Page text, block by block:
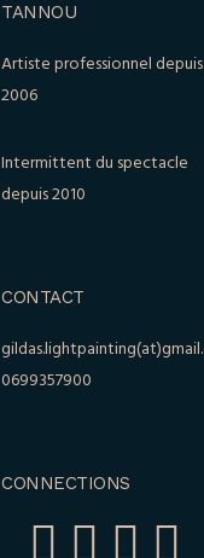
TANNOU
Artiste professionnel depuis
2006
Intermittent du spectacle
depuis 2010
CONTACT
0699357900
CONNECTIONS